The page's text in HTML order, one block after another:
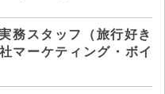
務スタッフ（旅行好き
マーケティング・ボイ